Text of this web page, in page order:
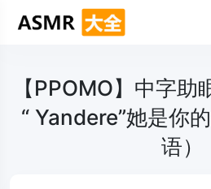
【PPOMO】中字
“ Yandere”她是你
语）